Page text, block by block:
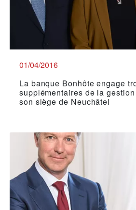
01/04/2016
La banque Bonhôte engage
supplémentaires de la
son siège de Neuchâtel